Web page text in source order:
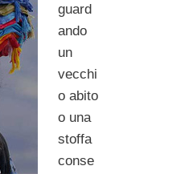
guard
ando
un
vecchi
o abito
o una
stoffa
conse